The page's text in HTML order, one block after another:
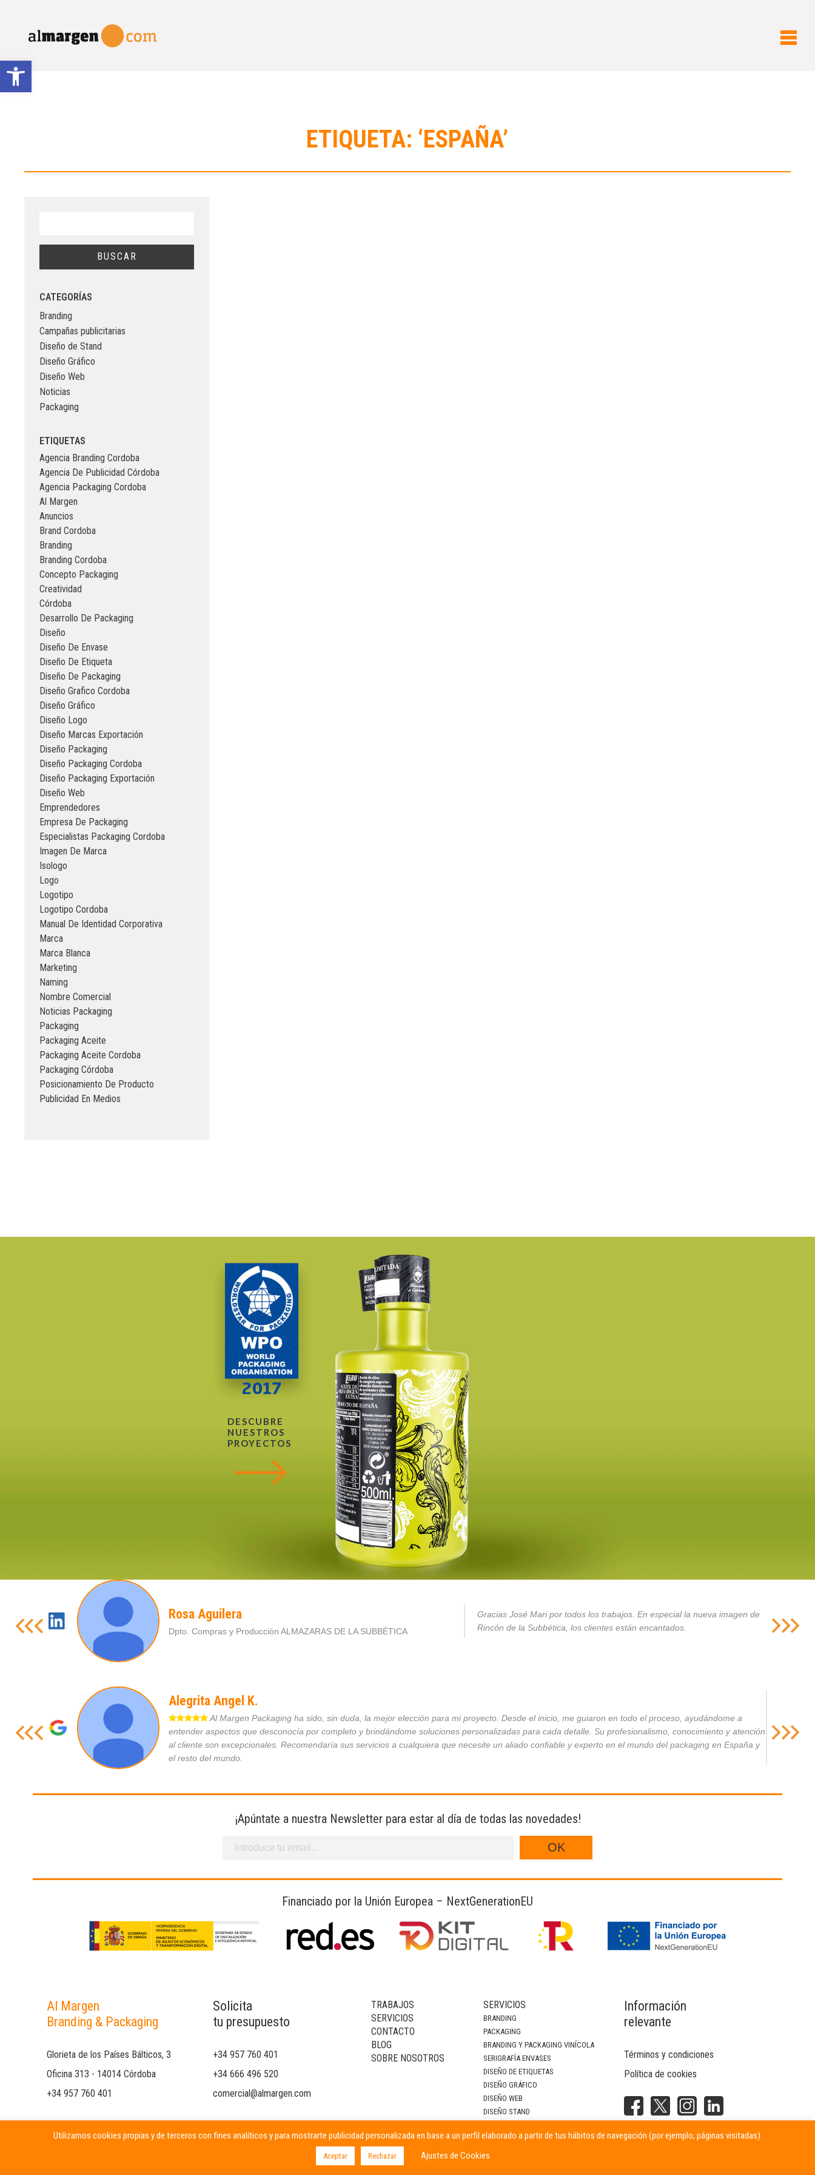
Abrir barra de herramientas
ETIQUETA: ‘ESPAÑA’
CATEGORÍAS
Branding
Campañas publicitarias
Diseño de Stand
Diseño Gráfico
Diseño Web
Noticias
Packaging
ETIQUETAS
Agencia Branding Cordoba
Agencia De Publicidad Córdoba
Agencia Packaging Cordoba
Al Margen
Anuncios
Brand Cordoba
Branding
Branding Cordoba
Concepto Packaging
Creatividad
Córdoba
Desarrollo De Packaging
Diseño
Diseño De Envase
Diseño De Etiqueta
Diseño De Packaging
Diseño Grafico Cordoba
Diseño Gráfico
Diseño Logo
Diseño Marcas Exportación
Diseño Packaging
Diseño Packaging Cordoba
Diseño Packaging Exportación
Diseño Web
Emprendedores
Empresa De Packaging
Especialistas Packaging Cordoba
Imagen De Marca
Isologo
Logo
Logotipo
Logotipo Cordoba
Manual De Identidad Corporativa
Marca
Marca Blanca
Marketing
Naming
Nombre Comercial
Noticias Packaging
Packaging
Packaging Aceite
Packaging Aceite Cordoba
Packaging Córdoba
Posicionamiento De Producto
Publicidad En Medios
DESCUBRE
NUESTROS
PROYECTOS
Rosa Aguilera
Dpto. Compras y Producción ALMAZARAS DE LA SUBBÉTICA
Gracias José Mari por todos los trabajos. En especial la nueva imagen de
Rincón de la Subbética, los clientes están encantados.
Alegrita Angel K.
Al Margen Packaging ha sido, sin duda, la mejor elección para mi proyecto. Desde el inicio, me guiaron en todo el proceso, ayudándome a
entender aspectos que desconocía por completo y brindándome soluciones personalizadas para cada detalle. Su profesionalismo, conocimiento y atención
al cliente son excepcionales. Recomendaría sus servicios a cualquiera que necesite un aliado confiable y experto en el mundo del packaging en España y
el resto del mundo.
¡Apúntate a nuestra Newsletter para estar al día de todas las novedades!
Financiado por la Unión Europea – NextGenerationEU
Al Margen
Branding & Packaging
Glorieta de los Países Bálticos, 3
Oficina 313 - 14014 Córdoba
+34 957 760 401
Solicita
tu presupuesto
+34 957 760 401
+34 666 496 520
comercial@almargen.com
TRABAJOS
SERVICIOS
CONTACTO
BLOG
SOBRE NOSOTROS
SERVICIOS
BRANDING
PACKAGING
BRANDING Y PACKAGING VINÍCOLA
SERIGRAFÍA ENVASES
DISEÑO DE ETIQUETAS
DISEÑO GRÁFICO
DISEÑO WEB
DISEÑO STAND
CAMPAÑAS PUBLICITARIAS
Información
relevante
Términos y condiciones
Política de cookies
Utilizamos cookies propias y de terceros con fines analíticos y para mostrarte publicidad personalizada en base a un perfil elaborado a partir de tus hábitos de navegación (por ejemplo, páginas visitadas).
Aceptar Rechazar Ajustes de Cookies